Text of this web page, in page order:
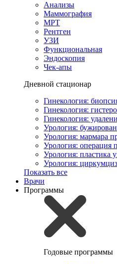
Анализы
Маммография
МРТ
Рентген
УЗИ
Функциональная
Эндоскопия
Чек-апы
Дневной стационар
Гинекология:
Гинекология:
Гинекология:
Урология:
Урология: мармара
Урология: операция
Урология: пластика
Урология:
Показать все
Врачи
Программы
Годовые программы